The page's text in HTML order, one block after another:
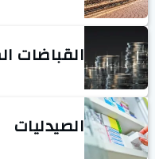
القباضات
الصيدليات